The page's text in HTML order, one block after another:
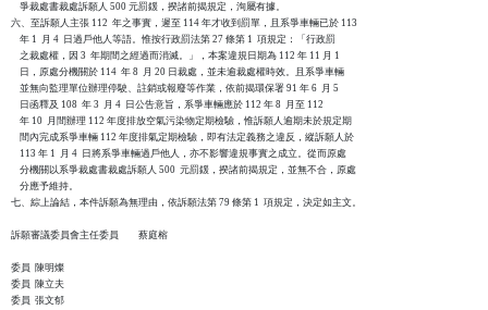
    爭裁處書裁處訴願人 500 元罰鍰，揆諸前揭規定，洵屬有據。
六、至訴願人主張 112  年之事實，遲至 114 年才收到罰單，且系爭車輛已於 113
    年 1  月 4  日過戶他人等語。惟按行政罰法第 27 條第 1  項規定：「行政罰
    之裁處權，因 3  年期間之經過而消滅。」，本案違規日期為 112 年 11 月 1
    日，原處分機關於 114  年 8  月 20 日裁處，並未逾裁處權時效。且系爭車輛
    並無向監理單位辦理停駛、註銷或報廢等作業，依前揭環保署 91 年 6  月 5
    日函釋及 108  年 3  月 4  日公告意旨，系爭車輛應於 112 年 8  月至 112
    年 10  月間辦理 112 年度排放空氣污染物定期檢驗，惟訴願人逾期未於規定期
    間內完成系爭車輛 112 年度排氣定期檢驗，即有法定義務之違反，縱訴願人於
    113 年 1  月 4  日將系爭車輛過戶他人，亦不影響違規事實之成立。從而原處
    分機關以系爭裁處書裁處訴願人 500  元罰鍰，揆諸前揭規定，並無不合，原處
    分應予維持。
七、綜上論結，本件訴願為無理由，依訴願法第 79 條第 1  項規定，決定如主文。
訴願審議委員會主任委員　　蔡庭榕
委員  陳明燦
委員  陳立夫
委員  張文郁